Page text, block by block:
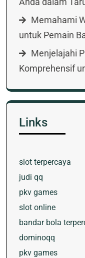
Memahami
untuk Pemain
Menjelajahi
Komprehensif
Links
slot terpercaya
judi qq
pkv games
slot online
bandar bola
dominoqq
pkv games